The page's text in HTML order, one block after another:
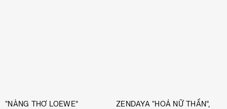
“NÀNG THƠ LOEWE”
ZENDAYA “HOÁ NỮ THẦN”,